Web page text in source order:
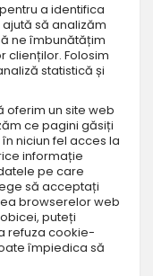
a identifica
să analizăm
ne îmbunătățim
clienților. Folosim
statistică și
oferim un site web
ce pagini găsiți
niciun fel acces la
informație
pe care
să acceptați
browserelor web
puteți
refuza cookie-
împiedica să